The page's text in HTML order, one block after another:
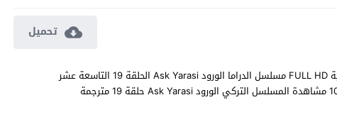
تحميل
مشاهدة مسلسل الورود الحلقة 19 مترجم للعربية اون لاين جودة عالية FULL HD مسلسل الدراما الورود Ask Yarasi الحلقة 19 التاسعة عشر
كاملة تحميل مباشر سيرفرات متعددة بجودات عالية 1080p 720p 480p مشاهدة المسلسل التركي الورود Ask Yarasi حلقة 19 مترجمة